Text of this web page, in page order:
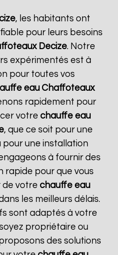
, les habitants ont
pour leurs besoins
Decize. Notre
expérimentés est à
pour toutes vos
eau Chaffoteaux
rapidement pour
votrechauffe eau
, que ce soit pour une
une installation
à fournir des
rapide pour que vous
de votre chauffe eau
les meilleurs délais.
sont adaptés à votre
propriétaire ou
des solutions